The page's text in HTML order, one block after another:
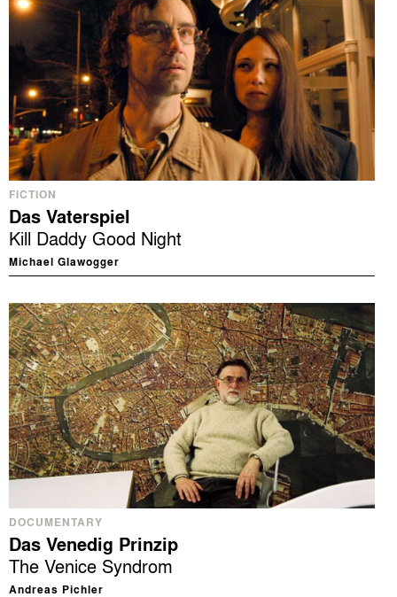
FICTION
Das Vaterspiel
Kill Daddy Good Night
Michael Glawogger
DOCUMENTARY
Das Venedig Prinzip
The Venice Syndrom
Andreas Pichler